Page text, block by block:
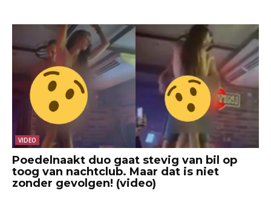
VIDEO
Poedelnaakt duo gaat stevig van bil op
toog van nachtclub. Maar dat is niet
zonder gevolgen! (video)